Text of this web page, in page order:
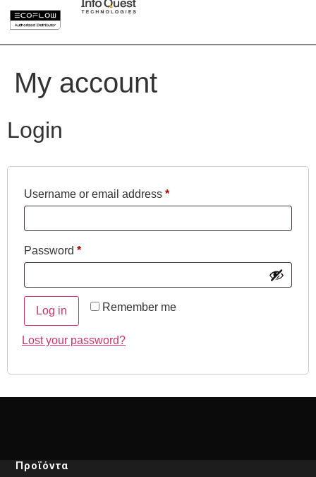
My account
Login
Username or email address *
Password *
Remember me
Log in
Lost your password?
Προϊόντα